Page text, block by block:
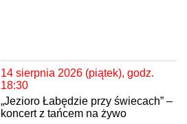
14 sierpnia 2026 (piątek), godz.
18:30
„Jezioro Łabędzie przy świecach” –
koncert z tańcem na żywo